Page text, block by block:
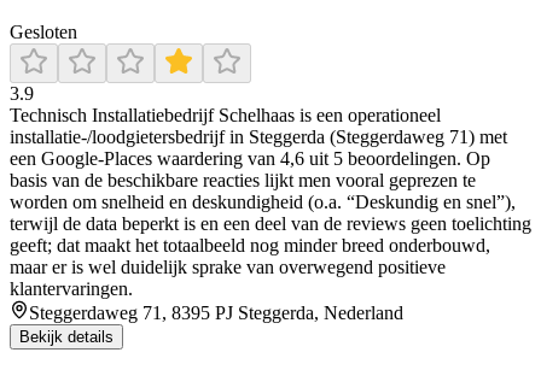
Gesloten
3.9
Technisch Installatiebedrijf Schelhaas is een operationeel
installatie-/loodgietersbedrijf in Steggerda (Steggerdaweg 71) met
een Google-Places waardering van 4,6 uit 5 beoordelingen. Op
basis van de beschikbare reacties lijkt men vooral geprezen te
worden om snelheid en deskundigheid (o.a. “Deskundig en snel”),
terwijl de data beperkt is en een deel van de reviews geen toelichting
geeft; dat maakt het totaalbeeld nog minder breed onderbouwd,
maar er is wel duidelijk sprake van overwegend positieve
klantervaringen.
Steggerdaweg 71, 8395 PJ Steggerda, Nederland
Bekijk details